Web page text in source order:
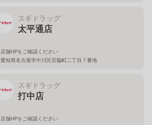
スギドラッグ
太平通店
店舗HPをご確認ください
愛知県名古屋市中川区宮脇町二丁目７番地
スギドラッグ
打中店
店舗HPをご確認ください